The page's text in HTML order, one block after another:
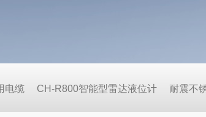
电缆 CH-R800智能型雷达液位计 耐震不